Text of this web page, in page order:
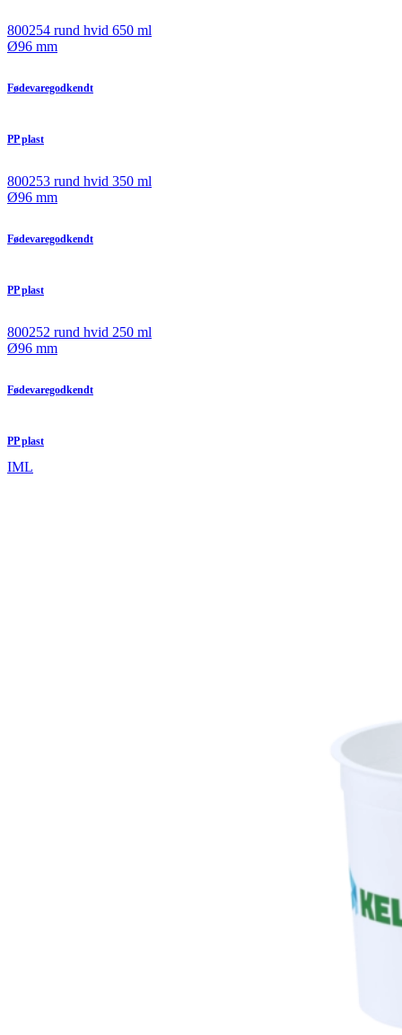
800254 rund hvid 650 ml
Ø96 mm
Fødevaregodkendt
PP plast
800253 rund hvid 350 ml
Ø96 mm
Fødevaregodkendt
PP plast
800252 rund hvid 250 ml
Ø96 mm
Fødevaregodkendt
PP plast
IML